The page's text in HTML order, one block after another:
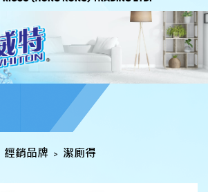
經銷品牌 > 潔廁得